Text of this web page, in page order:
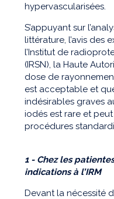
hypervascularisées.
S’appuyant sur
littérature, l’avis des
l’Institut de
(IRSN), la Haute
dose de
est acceptable et
indésirables graves
iodés est rare et
procédures
1 - Chez les
indications à l’IRM
Devant la nécessité